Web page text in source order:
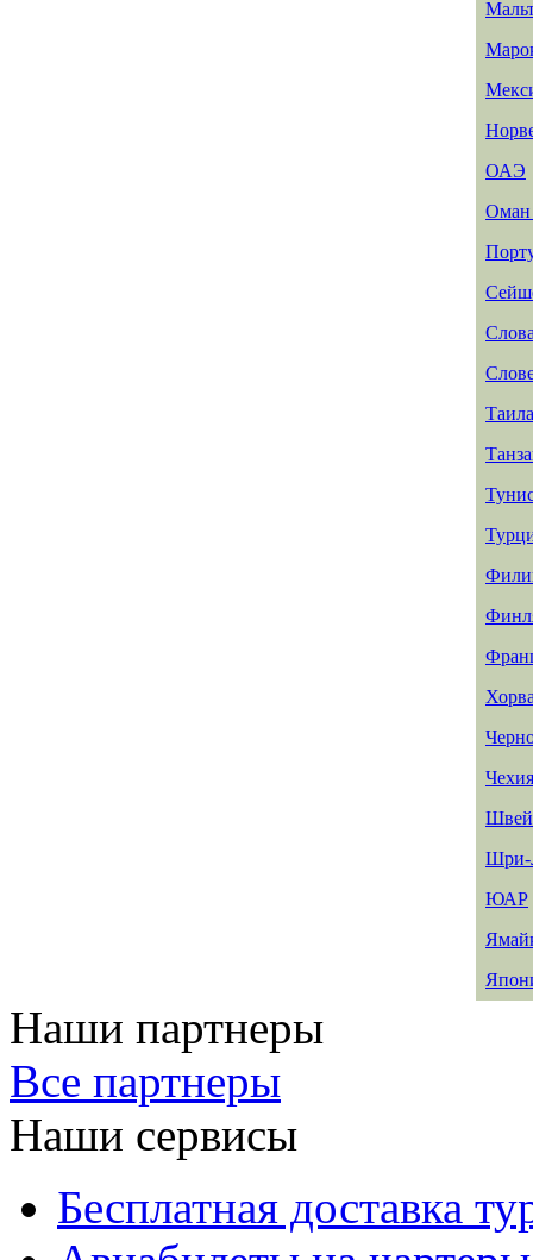
ОАЭ
Чехия
Шри-
ЮАР
Наши партнеры
Все партнеры
Наши сервисы
Бесплатная доставка